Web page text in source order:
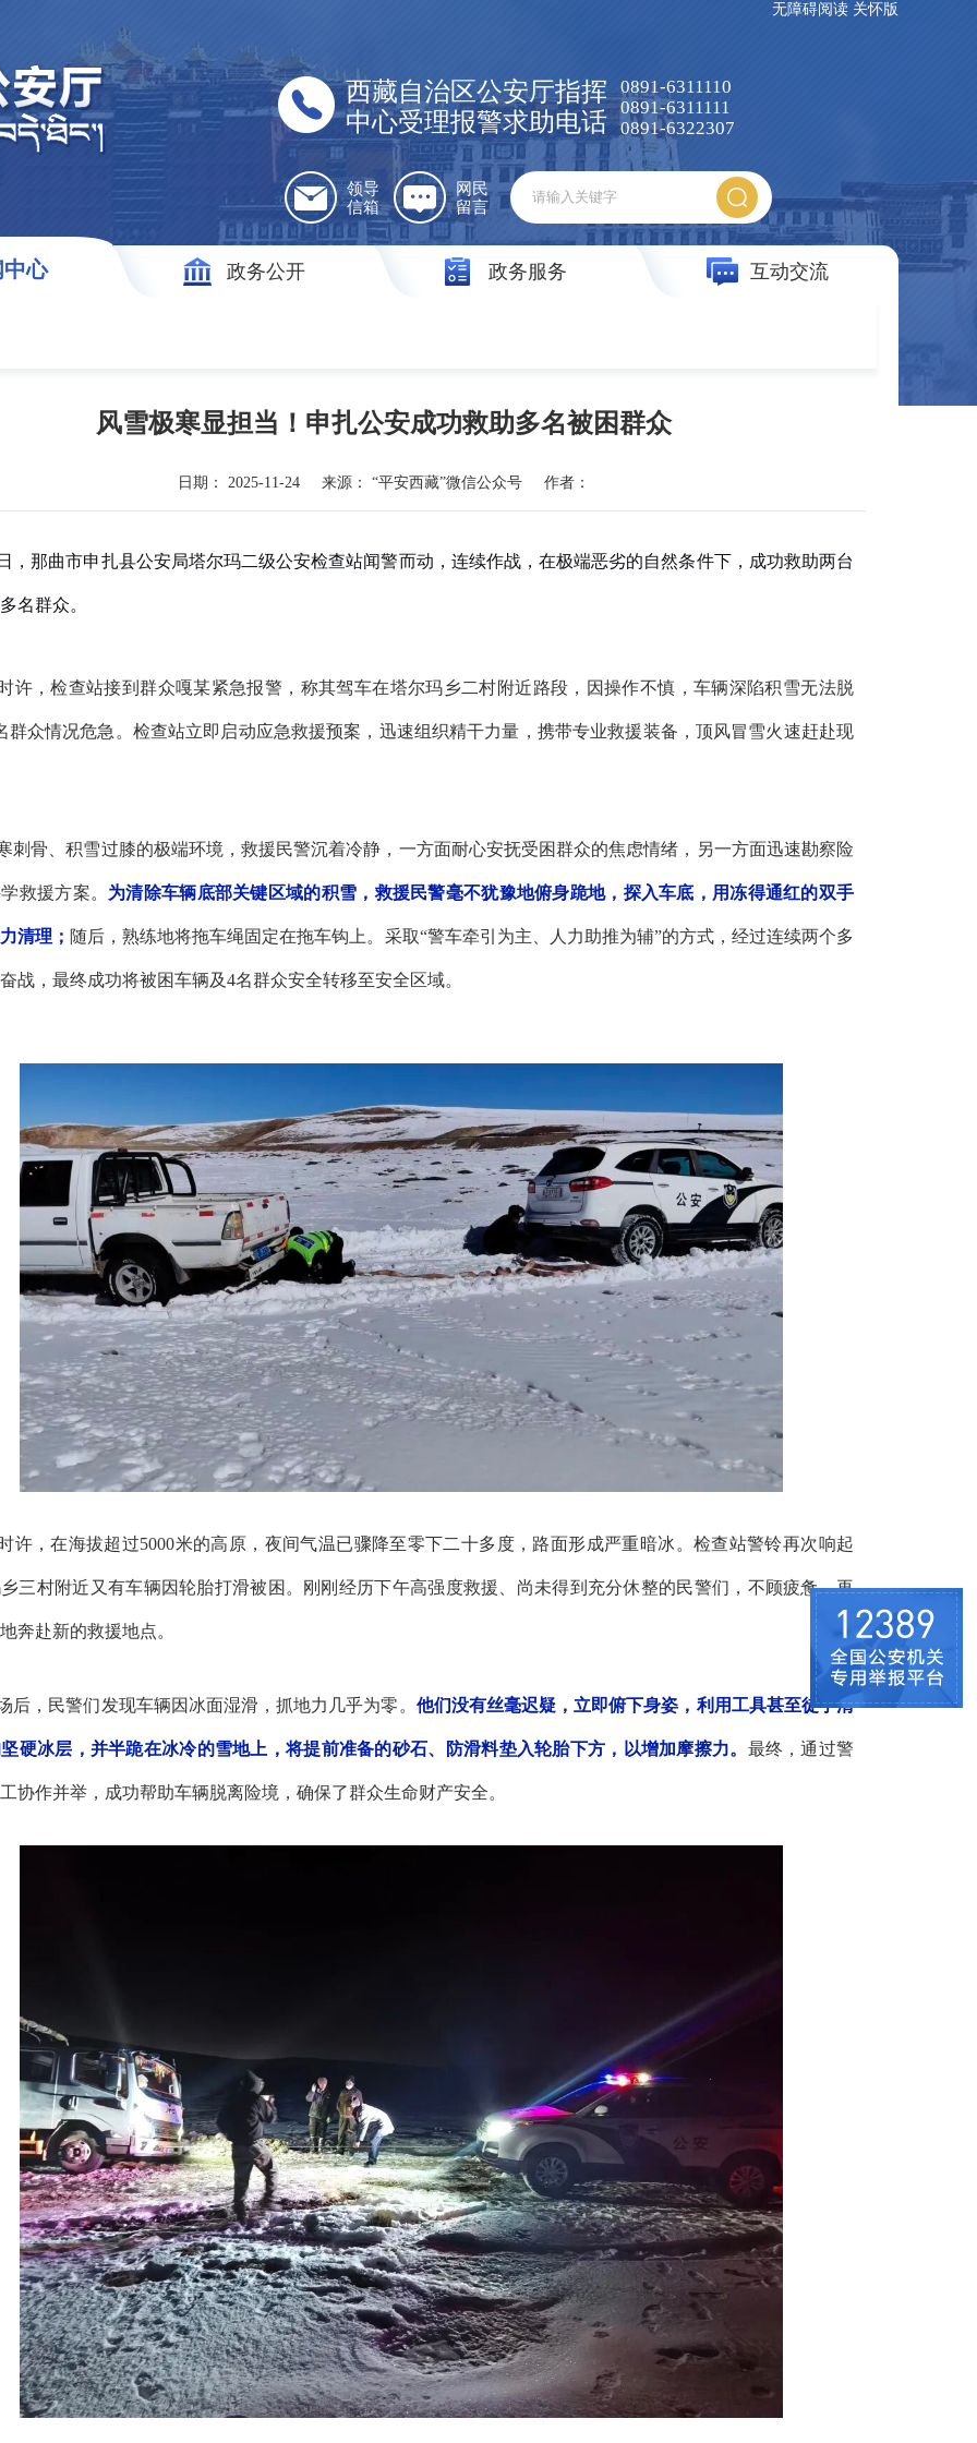
无障碍阅读 关怀版
西藏自治区公安厅指挥
中心受理报警求助电话
0891-6311110
0891-6311111
0891-6322307
领导
信箱
网民
留言
中心 政务公开 政务服务 互动交流
风雪极寒显担当！申扎公安成功救助多名被困群众
日期： 2025-11-24 来源： “平安西藏”微信公众号 作者：
，那曲市申扎县公安局塔尔玛二级公安检查站闻警而动，连续作战，在极端恶劣的自然条件下，成功救助两台
名群众。
许，检查站接到群众嘎某紧急报警，称其驾车在塔尔玛乡二村附近路段，因操作不慎，车辆深陷积雪无法脱
群众情况危急。检查站立即启动应急救援预案，迅速组织精干力量，携带专业救援装备，顶风冒雪火速赶赴现
刺骨、积雪过膝的极端环境，救援民警沉着冷静，一方面耐心安抚受困群众的焦虑情绪，另一方面迅速勘察险
救援方案。 为清除车辆底部关键区域的积雪，救援民警毫不犹豫地俯身跪地，探入车底，用冻得通红的双手
清理； 随后，熟练地将拖车绳固定在拖车钩上。采取“警车牵引为主、人力助推为辅”的方式，经过连续两个多
战，最终成功将被困车辆及4名群众安全转移至安全区域。
许，在海拔超过5000米的高原，夜间气温已骤降至零下二十多度，路面形成严重暗冰。检查站警铃再次响起
三村附近又有车辆因轮胎打滑被困。刚刚经历下午高强度救援、尚未得到充分休整的民警们，不顾疲惫，再
奔赴新的救援地点。
后，民警们发现车辆因冰面湿滑，抓地力几乎为零。 他们没有丝毫迟疑，立即俯下身姿，利用工具甚至徒手清
硬冰层，并半跪在冰冷的雪地上，将提前准备的砂石、防滑料垫入轮胎下方，以增加摩擦力。 最终，通过警
协作并举，成功帮助车辆脱离险境，确保了群众生命财产安全。